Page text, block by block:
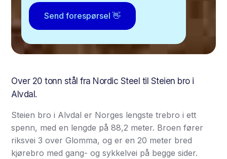
Send forespørsel 👋
Over 20 tonn stål fra Nordic Steel til Steien bro i
Alvdal.
Steien bro i Alvdal er Norges lengste trebro i ett
spenn, med en lengde på 88,2 meter. Broen fører
riksvei 3 over Glomma, og er en 20 meter bred
kjørebro med gang- og sykkelvei på begge sider.